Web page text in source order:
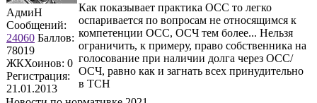
АдмиН
Сообщений:
24060 Баллов:
78019
ЖКХоинов: 0
Регистрация:
21.01.2013
Как показывает практика ОСС то легко
оспаривается по вопросам не относящимся к
компетенции ОСС, ОСЧ тем более... Нельзя
ограничить, к примеру, право собственника на
голосование при наличии долга через ОСС/
ОСЧ, равно как и загнать всех принудительно
в ТСН